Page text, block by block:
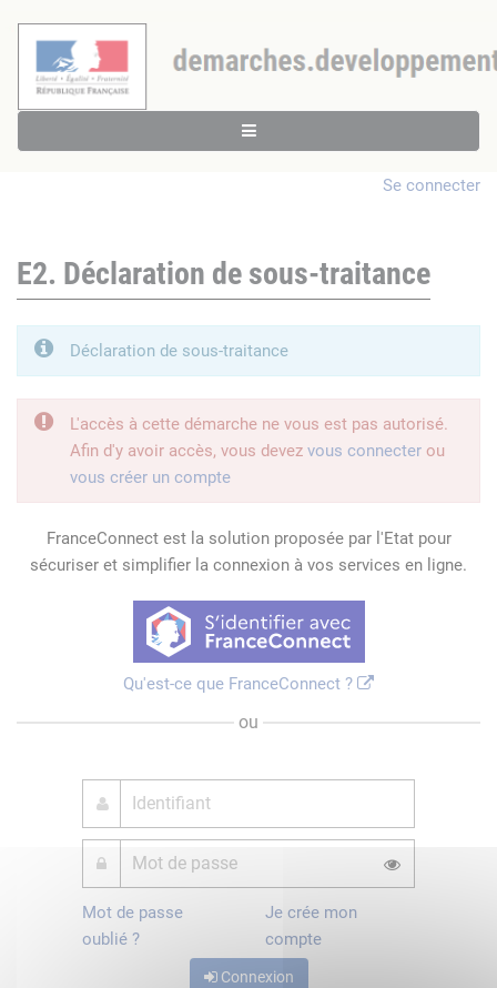
Se connecter
E2. Déclaration de sous-traitance
Déclaration de sous-traitance
L'accès à cette démarche ne vous est pas autorisé.
Afin d'y avoir accès, vous devez vous connecter ou
vous créer un compte
FranceConnect est la solution proposée par l'Etat pour
sécuriser et simplifier la connexion à vos services en ligne.
Qu'est-ce que FranceConnect ?
ou
Mot de passe
oublié ?
Je crée mon
compte
Connexion